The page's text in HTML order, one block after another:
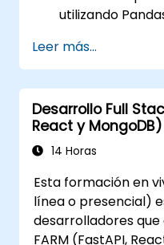
utilizando
transformación,
datos.
Realizar
analizar series
Visualizar los
otras bibliotecas
de datos.
Leer más...
Desarrollo Full
React y MongoDB)
14 Horas
Esta formación en
línea o presencial)
desarrolladores
FARM (FastAPI,